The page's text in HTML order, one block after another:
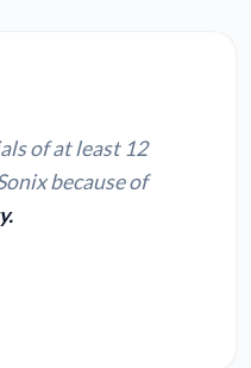
of at least 12
because of